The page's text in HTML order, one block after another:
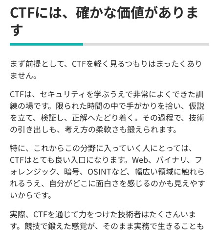
CTFには、確かな価値がありま
す
まず前提として、CTFを軽く見るつもりはまったくあり
ません。
CTFは、セキュリティを学ぶうえで非常によくできた訓
練の場です。限られた時間の中で手がかりを拾い、仮説
を立て、検証し、正解へたどり着く。その過程で、技術
の引き出しも、考え方の柔軟さも鍛えられます。
特に、これからこの分野に入っていく人にとっては、
CTFはとても良い入口になります。Web、バイナリ、フ
ォレンジック、暗号、OSINTなど、幅広い領域に触れら
れるうえ、自分がどこに面白さを感じるのかも見えやす
いからです。
実際、CTFを通じて力をつけた技術者はたくさんいま
す。競技で鍛えた感覚が、そのまま実務で生きることも